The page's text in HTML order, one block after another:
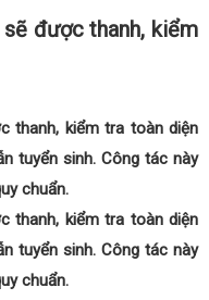
được thanh, kiểm
thanh, kiểm tra toàn diện
tuyển sinh. Công tác này
chuẩn.
thanh, kiểm tra toàn diện
tuyển sinh. Công tác này
chuẩn.